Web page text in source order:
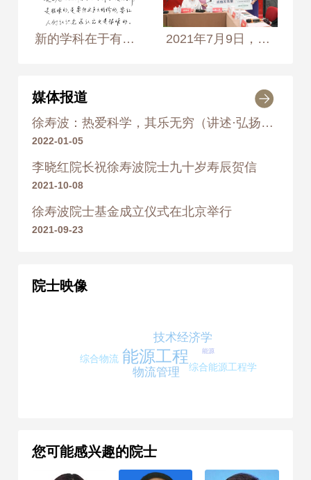
1995
1995年荣获 国家科学技术进步
2016
2016年《徐寿波传》 科学出版社
新的学科在于有新的科学理论 2002年8月21日， 摄于北京交通大学综合能源与技术经济研究所办公室 摄影师：侯艺兵、王生生 2021年7月9日，北京交大副校长高艳代表学校与徐寿波院士签署捐赠协议
媒体报道
徐寿波：热爱科学，其乐无穷（讲述·弘扬科学家精神）
2022-01-05
李晓红院长祝徐寿波院士九十岁寿辰贺信
2021-10-08
徐寿波院士基金成立仪式在北京举行
2021-09-23
院士映像
能源工程
物流管理
技术经济学
综合能源工程学
综合物流
能源
您可能感兴趣的院士